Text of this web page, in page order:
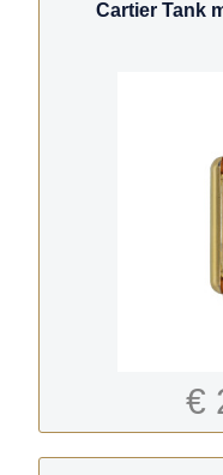
Cartier Tank
€